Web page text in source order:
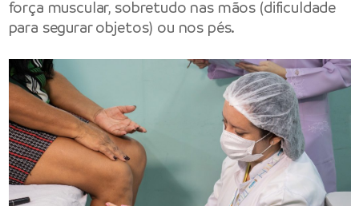
força muscular, sobretudo nas mãos (dificuldade
para segurar objetos) ou nos pés.